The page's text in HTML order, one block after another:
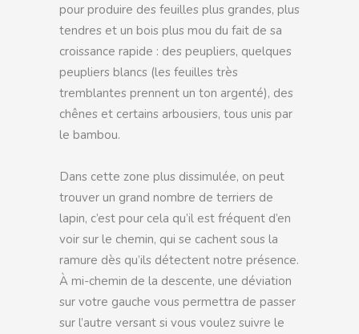
pour produire des feuilles plus grandes, plus
tendres et un bois plus mou du fait de sa
croissance rapide : des peupliers, quelques
peupliers blancs (les feuilles très
tremblantes prennent un ton argenté), des
chênes et certains arbousiers, tous unis par
le bambou.
Dans cette zone plus dissimulée, on peut
trouver un grand nombre de terriers de
lapin, c’est pour cela qu’il est fréquent d’en
voir sur le chemin, qui se cachent sous la
ramure dès qu’ils détectent notre présence.
À mi-chemin de la descente, une déviation
sur votre gauche vous permettra de passer
sur l’autre versant si vous voulez suivre le